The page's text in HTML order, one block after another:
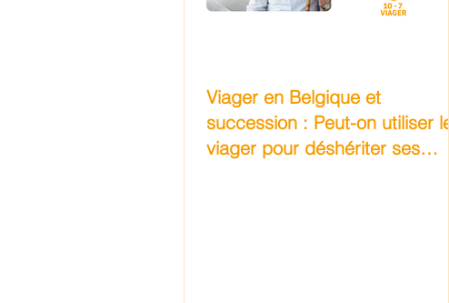
Viager en Belgique et
succession : Peut-on utiliser le
viager pour déshériter ses